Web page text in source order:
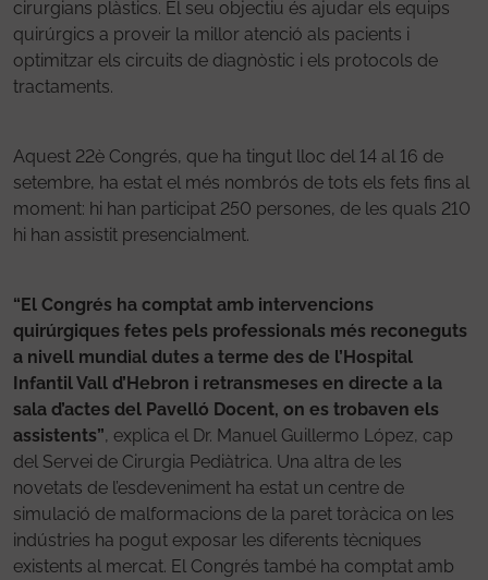
cirurgians plàstics. El seu objectiu és ajudar els equips
quirúrgics a proveir la millor atenció als pacients i
optimitzar els circuits de diagnòstic i els protocols de
tractaments.
Aquest 22è Congrés, que ha tingut lloc del 14 al 16 de
setembre, ha estat el més nombrós de tots els fets fins al
moment: hi han participat 250 persones, de les quals 210
hi han assistit presencialment.
“El Congrés ha comptat amb intervencions
quirúrgiques fetes pels professionals més reconeguts
a nivell mundial dutes a terme des de l’Hospital
Infantil Vall d’Hebron i retransmeses en directe a la
sala d’actes del Pavelló Docent, on es trobaven els
assistents”, explica el Dr. Manuel Guillermo López, cap
del Servei de Cirurgia Pediàtrica. Una altra de les
novetats de l’esdeveniment ha estat un centre de
simulació de malformacions de la paret toràcica on les
indústries ha pogut exposar les diferents tècniques
existents al mercat. El Congrés també ha comptat amb